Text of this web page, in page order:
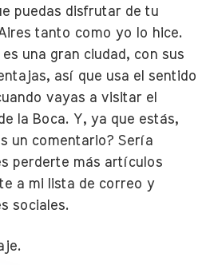
puedas disfrutar de tu
tanto como yo lo hice.
una gran ciudad, con sus
así que usa el sentido
vayas a visitar el
la Boca. Y, ya que estás,
un comentario? Sería
perderte más artículos
a mi lista de correo y
sociales.